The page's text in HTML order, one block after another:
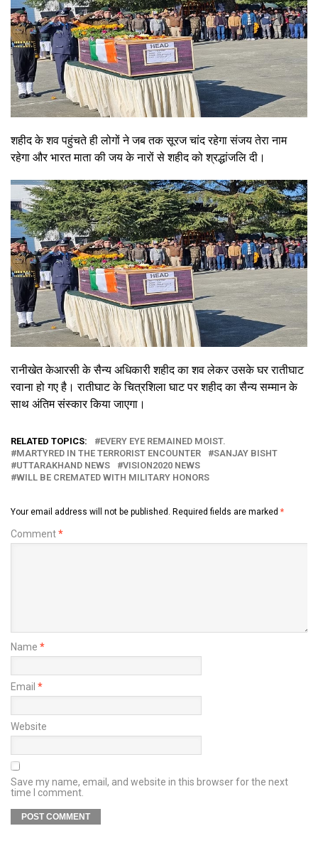
शहीद के शव पहुंचते ही लोगों ने जब तक सूरज चांद रहेगा संजय तेरा नाम
रहेगा और भारत माता की जय के नारों से शहीद को श्रद्धांजलि दी।
रानीखेत केआरसी के सैन्य अधिकारी शहीद का शव लेकर उसके घर रातीघाट
रवाना हो गए है। रातीघाट के चित्रशिला घाट पर शहीद का सैन्य सम्मान के
साथ अंतिम संस्कार किया जाएगा।
RELATED TOPICS:
EVERY EYE REMAINED MOIST.
MARTYRED IN THE TERRORIST ENCOUNTER
SANJAY BISHT
UTTARAKHAND NEWS
VISION2020 NEWS
WILL BE CREMATED WITH MILITARY HONORS
Your email address will not be published. Required fields are marked *
Comment*
Name *
Email *
Website
Save my name, email, and website in this browser for the next
time I comment.